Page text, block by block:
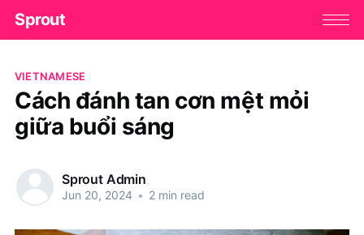
Sprout
VIETNAMESE
Cách đánh tan cơn mệt mỏi
giữa buổi sáng
Sprout Admin
Jun 20, 2024 • 2 min read